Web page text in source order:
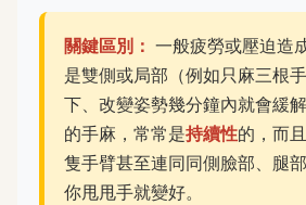
關鍵區別： 一般疲勞或壓迫造
是雙側或局部（例如只麻三根
下、改變姿勢幾分鐘內就會緩
的手麻，常常是持續性的，而
隻手臂甚至連同同側臉部、腿
你甩甩手就變好。